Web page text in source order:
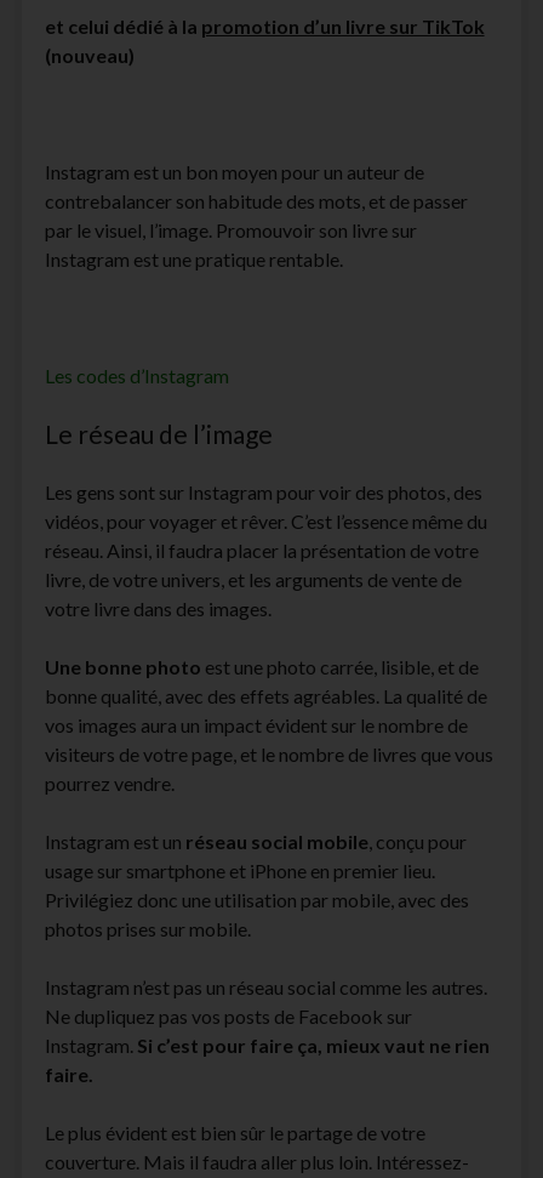
et celui dédié à la promotion d’un livre sur TikTok
(nouveau)
Instagram est un bon moyen pour un auteur de
contrebalancer son habitude des mots, et de passer
par le visuel, l’image. Promouvoir son livre sur
Instagram est une pratique rentable.
Les codes d’Instagram
Le réseau de l’image
Les gens sont sur Instagram pour voir des photos, des
vidéos, pour voyager et rêver. C’est l’essence même du
réseau. Ainsi, il faudra placer la présentation de votre
livre, de votre univers, et les arguments de vente de
votre livre dans des images.
Une bonne photo est une photo carrée, lisible, et de
bonne qualité, avec des effets agréables. La qualité de
vos images aura un impact évident sur le nombre de
visiteurs de votre page, et le nombre de livres que vous
pourrez vendre.
Instagram est un réseau social mobile, conçu pour
usage sur smartphone et iPhone en premier lieu.
Privilégiez donc une utilisation par mobile, avec des
photos prises sur mobile.
Instagram n’est pas un réseau social comme les autres.
Ne dupliquez pas vos posts de Facebook sur
Instagram. Si c’est pour faire ça, mieux vaut ne rien
faire.
Le plus évident est bien sûr le partage de votre
couverture. Mais il faudra aller plus loin. Intéressez-